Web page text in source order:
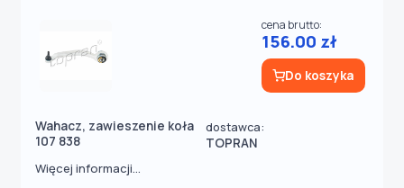
Wahacz, zawieszenie koła
107 838
dostawca:
TOPRAN
cena brutto:
156.00 zł
Do koszyka
Więcej informacji...